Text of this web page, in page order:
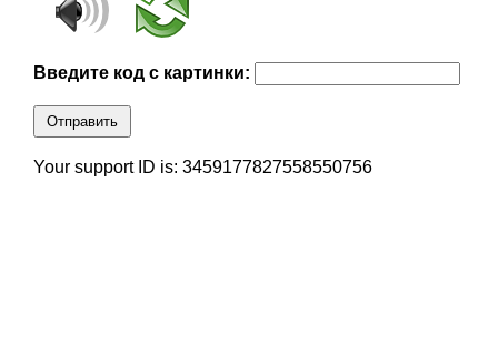
Введите код с картинки:
Отправить
Your support ID is: 3459177827558550756